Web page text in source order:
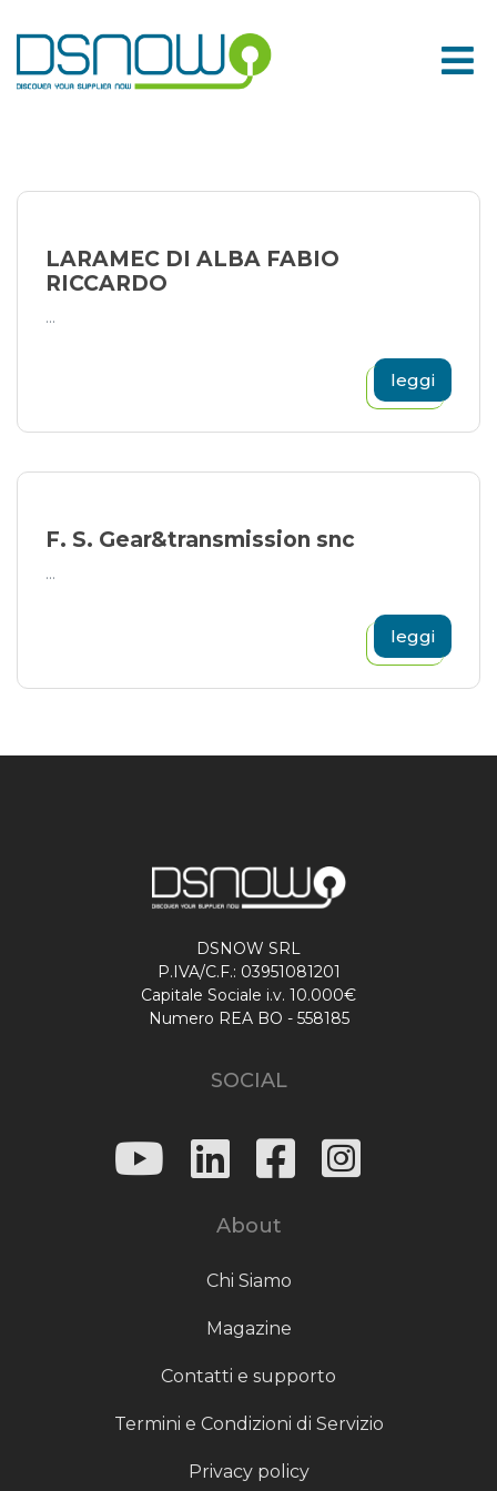
to
content
LARAMEC DI ALBA FABIO
RICCARDO
...
leggi
F. S. Gear&transmission snc
...
leggi
DSNOW SRL
P.IVA/C.F.: 03951081201
Capitale Sociale i.v. 10.000€
Numero REA BO - 558185
SOCIAL
About
Chi Siamo
Magazine
Contatti e supporto
Termini e Condizioni di Servizio
Privacy policy